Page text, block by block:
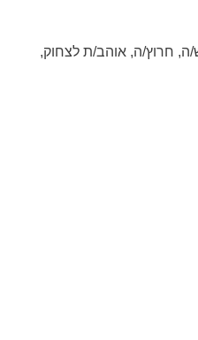
ה, חרוץ/ה, אוהב/ת לצחוק,